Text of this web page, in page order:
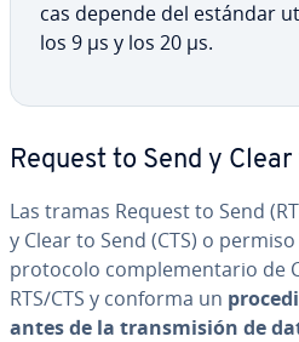
cas depende del estándar
los 9 µs y los 20 µs.
Request to Send y
Las tramas Request to Send
y Clear to Send (CTS) o
protocolo co­m­ple­me­n­ta­rio de
RTS/CTS y conforma un
antes de la tra­n­s­mi­sión de